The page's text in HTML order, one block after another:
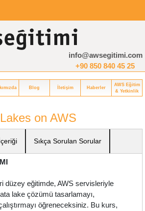
info@awsegitimi.com
+90 850 840 45 25
Blog İletişim Haberler
AWS Eğitim
& Yetkinlik
on AWS
Sıkça Sorulan Sorular
düzey eğitimde, AWS servisleriyle
lake çözümü tasarlamayı,
öğreneceksiniz. Bu kurs,